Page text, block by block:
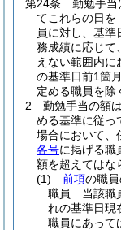
第24条
勤勉手当
てこれらの日を
員に対し、基準
務成績に応じて
えない範囲内に
の基準日前1箇
定める職員を除
2
勤勉手当の額
める基準に従っ
場合において、
各号に掲げる職
額を超えてはな
(1)
前項の職
職員 当該職
れの基準日現
職員にあって